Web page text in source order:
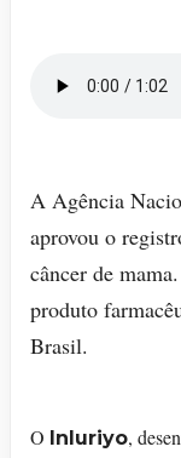
A Agência
aprovou o
câncer de
produto
Brasil.
O Inluriyo,